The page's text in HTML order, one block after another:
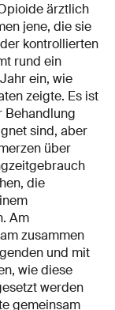
ärztlich
jene, die sie
kontrollierten
rund ein
ein, wie
zeigte. Es ist
Behandlung
sind, aber
über
die
Am
zusammen
und mit
wie diese
werden
gemeinsam